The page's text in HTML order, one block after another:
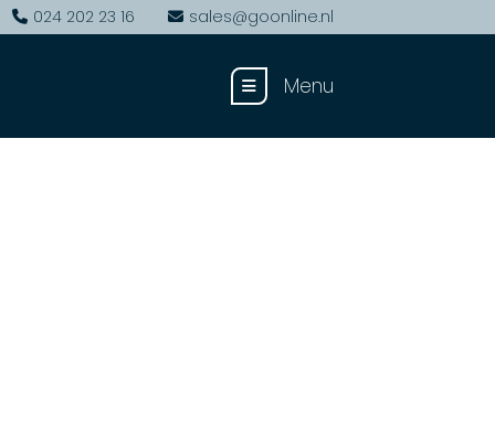
024 202 23 16 sales@goonline.nl
Menu